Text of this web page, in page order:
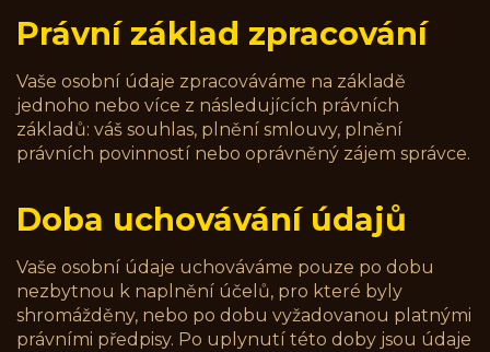
Právní základ zpracování
Vaše osobní údaje zpracováváme na základě
jednoho nebo více z následujících právních
základů: váš souhlas, plnění smlouvy, plnění
právních povinností nebo oprávněný zájem správce.
Doba uchovávání údajů
Vaše osobní údaje uchováváme pouze po dobu
nezbytnou k naplnění účelů, pro které byly
shromážděny, nebo po dobu vyžadovanou platnými
právními předpisy. Po uplynutí této doby jsou údaje